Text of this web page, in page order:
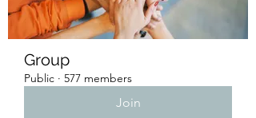
Group
Public · 577 members
Join